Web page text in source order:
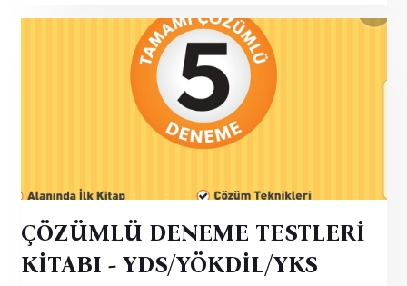
ÇÖZÜMLÜ DENEME TESTLERİ
KİTABI - YDS/YÖKDİL/YKS